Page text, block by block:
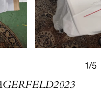
2023
1/5